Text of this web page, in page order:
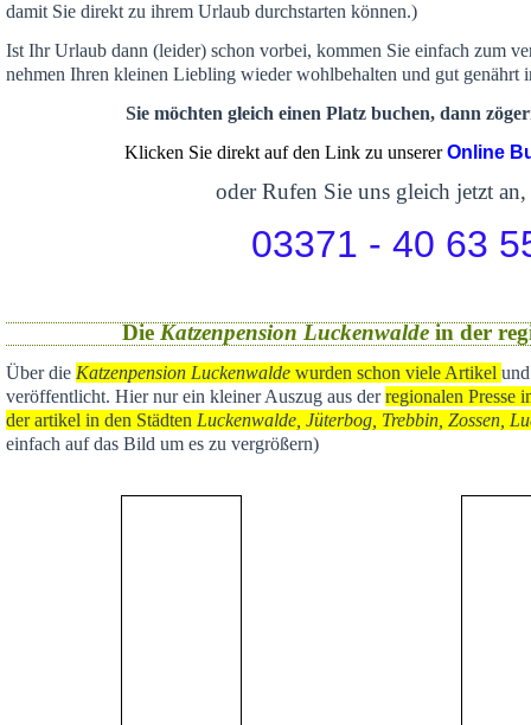
damit Sie direkt zu ihrem Urlaub durchstarten können.)
Ist Ihr Urlaub dann (leider) schon vorbei, kommen Sie einfach zum
nehmen Ihren kleinen Liebling wieder wohlbehalten und gut genährt
Sie möchten gleich einen Platz buchen, dann
Klicken Sie direkt auf den Link zu unsererOnline
oder Rufen Sie uns gleich jetzt an,
03371 - 40 63
Die Katzenpension Luckenwaldein der
Über die Katzenpension Luckenwalde wurden schon viele Artikel
veröffentlicht. Hier nur ein kleiner Auszug aus derregionalen Presse
der artikel in den Städten Luckenwalde, Jüterbog, Trebbin, Zossen,
einfach auf das Bild um es zu vergrößern)